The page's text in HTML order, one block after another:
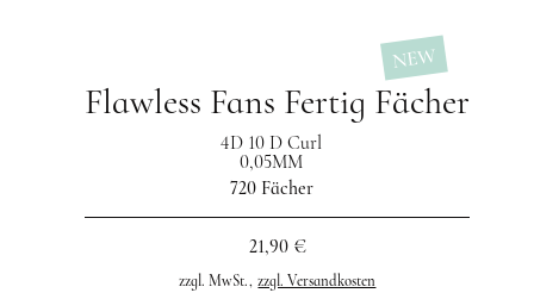
Flawless Fans Fertig Fächer
4D 10 D Curl
0,05MM
720 Fächer
NEW
21,90 €
zzgl. MwSt., zzgl. Versandkosten